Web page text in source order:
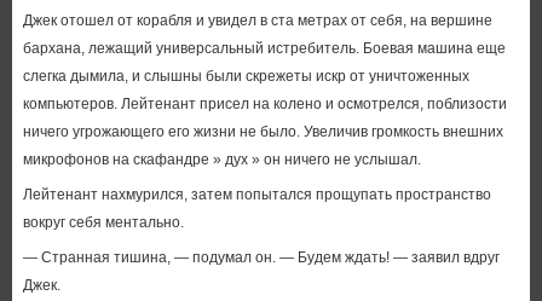
Джек отошел от корабля и увидел в ста метрах от себя, на вершине
бархана, лежащий универсальный истребитель. Боевая машина еще
слегка дымила, и слышны были скрежеты искр от уничтоженных
компьютеров. Лейтенант присел на колено и осмотрелся, поблизости
ничего угрожающего его жизни не было. Увеличив громкость внешних
микрофонов на скафандре » дух » он ничего не услышал.
Лейтенант нахмурился, затем попытался прощупать пространство
вокруг себя ментально.
— Странная тишина, — подумал он. — Будем ждать! — заявил вдруг
Джек.